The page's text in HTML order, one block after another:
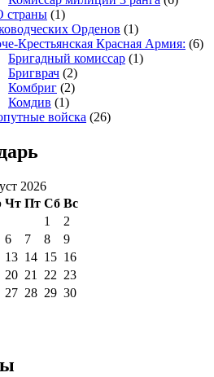
(1)
Орденов (1)
Крестьянская Красная Армия: (6)
Бригадный комиссар (1)
Бригврач (2)
Комбриг (2)
Комдив (1)
войска (26)
2026
Чт Пт Сб Вс
1
2
6 7 8
9
13 14 15 16
20 21 22 23
27 28 29 30